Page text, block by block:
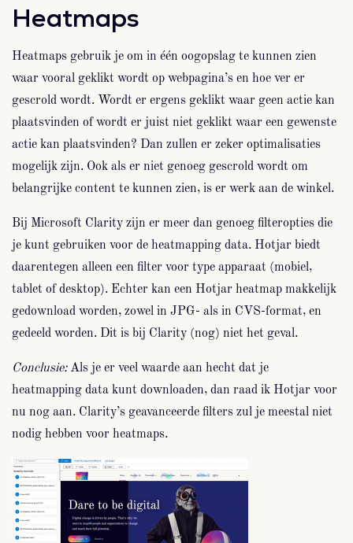
Heatmaps
Heatmaps gebruik je om in één oogopslag te kunnen zien
waar vooral geklikt wordt op webpagina’s en hoe ver er
gescrold wordt. Wordt er ergens geklikt waar geen actie kan
plaatsvinden of wordt er juist niet geklikt waar een gewenste
actie kan plaatsvinden? Dan zullen er zeker optimalisaties
mogelijk zijn. Ook als er niet genoeg gescrold wordt om
belangrijke content te kunnen zien, is er werk aan de winkel.
Bij Microsoft Clarity zijn er meer dan genoeg filteropties die
je kunt gebruiken voor de heatmapping data. Hotjar biedt
daarentegen alleen een filter voor type apparaat (mobiel,
tablet of desktop). Echter kan een Hotjar heatmap makkelijk
gedownload worden, zowel in JPG- als in CVS-format, en
gedeeld worden. Dit is bij Clarity (nog) niet het geval.
Conclusie:Als je er veel waarde aan hecht dat je
heatmapping data kunt downloaden, dan raad ik Hotjar voor
nu nog aan. Clarity’s geavanceerde filters zul je meestal niet
nodig hebben voor heatmaps.